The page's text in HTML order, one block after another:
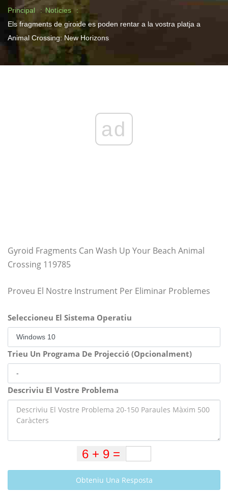
Principal
Notícies
Els fragments de giroide es poden rentar a la vostra platja a
Animal Crossing: New Horizons
ad
Gyroid Fragments Can Wash Up Your Beach Animal
Crossing 119785
Proveu El Nostre Instrument Per Eliminar Problemes
Seleccioneu El Sistema Operatiu
Trieu Un Programa De Projecció (Opcionalment)
Descriviu El Vostre Problema
Obteniu Una Resposta